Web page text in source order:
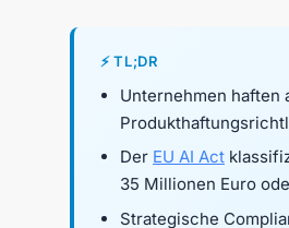
⚡ TL;DR
Unternehmen haften
Der EU AI Act
35 Millionen Euro
Strategische